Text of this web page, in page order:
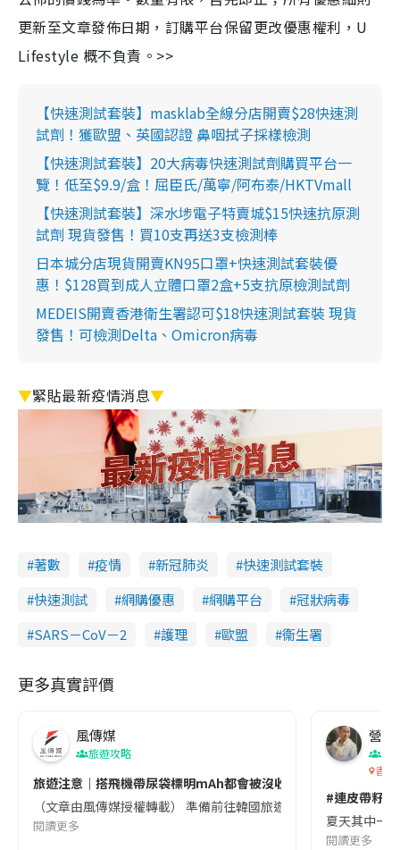
更新至文章發佈日期，訂購平台保留更改優惠權利，U
Lifestyle 概不負責。>>
【快速測試套裝】masklab全線分店開賣$28快速測
試劑！獲歐盟、英國認證 鼻咽拭子採樣檢測
【快速測試套裝】20大病毒快速測試劑購買平台一
覽！低至$9.9/盒！屈臣氏/萬寧/阿布泰/HKTVmall
【快速測試套裝】深水埗電子特賣城$15快速抗原測
試劑 現貨發售！買10支再送3支檢測棒
日本城分店現貨開賣KN95口罩+快速測試套裝優
惠！$128買到成人立體口罩2盒+5支抗原檢測試劑
MEDEIS開賣香港衛生署認可$18快速測試套裝 現貨
發售！可檢測Delta、Omicron病毒
▼緊貼最新疫情消息▼
著數 疫情 新冠肺炎
快速測試套裝
快速測試
網購優惠 網購平台
冠狀病毒
SARS－CoV－2
護理 歐盟 衞生署
更多真實評價
風傳媒
旅遊攻略
旅遊注意｜搭飛機帶尿袋標明mAh都會被沒收😱出發前切記檢查
（文章由風傳媒授權轉載） 準備前往韓國旅遊的民眾，近期要
閱讀更多
營養
香港
#連皮帶籽
夏天其中一
閱讀更多